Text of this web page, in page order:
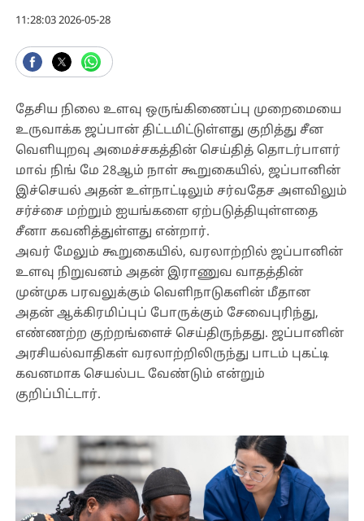
11:28:03 2026-05-28
தேசிய நிலை உளவு ஒருங்கிணைப்பு முறைமையை
உருவாக்க ஜப்பான் திட்டமிட்டுள்ளது குறித்து சீன
வெளியுறவு அமைச்சகத்தின் செய்தித் தொடர்பாளர்
மாவ் நிங் மே 28ஆம் நாள் கூறுகையில், ஜப்பானின்
இச்செயல் அதன் உள்நாட்டிலும் சர்வதேச அளவிலும்
சர்ச்சை மற்றும் ஐயங்களை ஏற்படுத்தியுள்ளதை
சீனா கவனித்துள்ளது என்றார்.
அவர் மேலும் கூறுகையில், வரலாற்றில் ஜப்பானின்
உளவு நிறுவனம் அதன் இராணுவ வாதத்தின்
முன்முக பரவலுக்கும் வெளிநாடுகளின் மீதான
அதன் ஆக்கிரமிப்புப் போருக்கும் சேவைபுரிந்து,
எண்ணற்ற குற்றங்ளைச் செய்திருந்தது. ஜப்பானின்
அரசியல்வாதிகள் வரலாற்றிலிருந்து பாடம் புகட்டி
கவனமாக செயல்பட வேண்டும் என்றும்
குறிப்பிட்டார்.